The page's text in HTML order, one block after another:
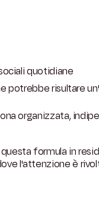
quotidiane
potrebbe risultare
organizzata,
formula in
l'attenzione è